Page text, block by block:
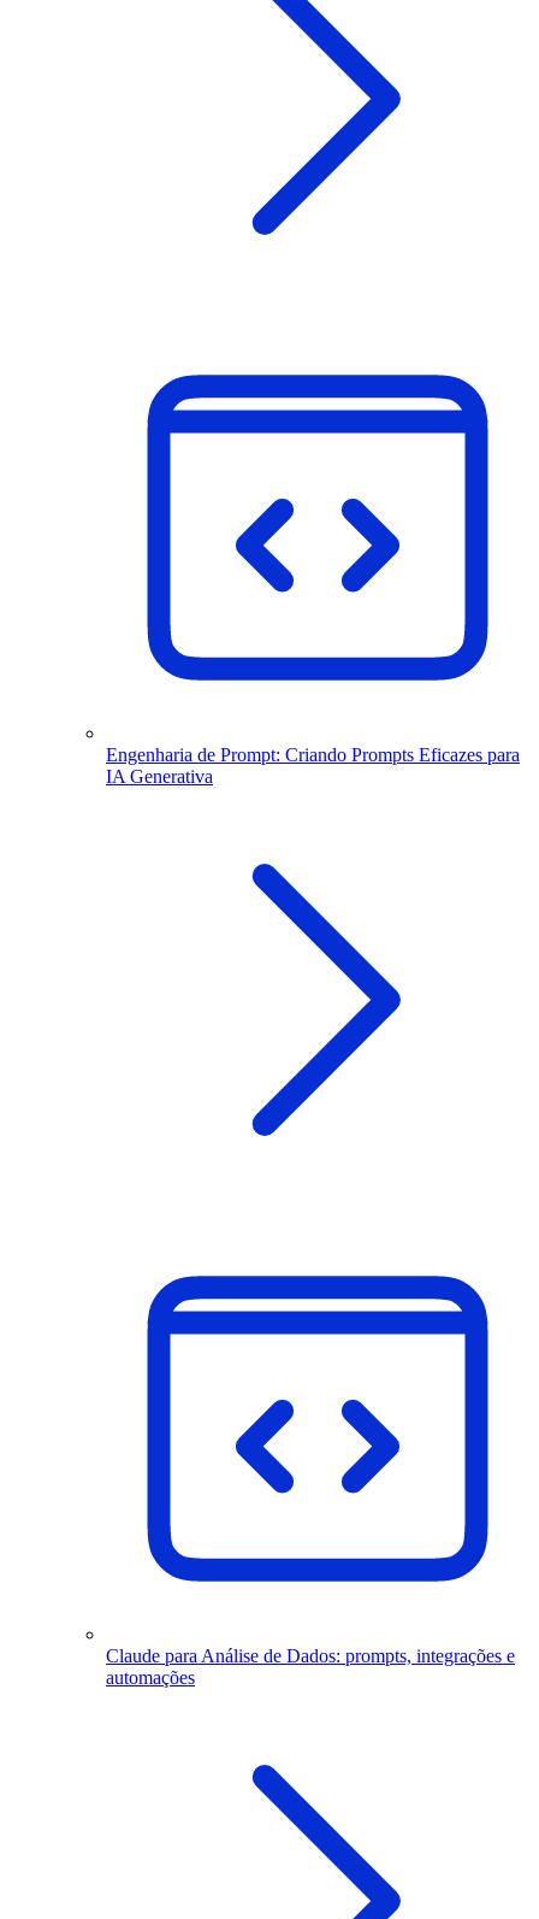
Engenharia de Prompt: Criando Prompts Eficazes para
IA Generativa
Claude para Análise de Dados: prompts, integrações e
automações